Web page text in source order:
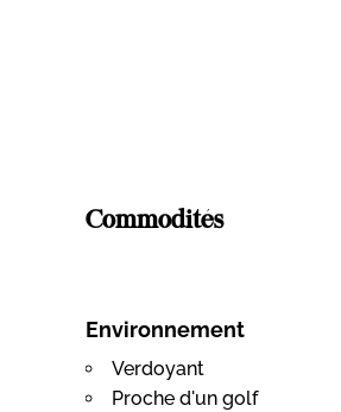
Commodités
Environnement
Verdoyant
Proche d'un golf